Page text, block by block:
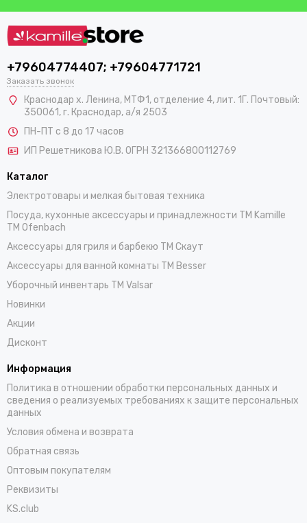
+79604774407; +79604771721
Заказать звонок
Краснодар х. Ленина, МТФ1, отделение 4, лит. 1Г. Почтовый:
350061, г. Краснодар, а/я 2503
ПН-ПТ с 8 до 17 часов
ИП Решетникова Ю.В. ОГРН 321366800112769
Каталог
Электротовары и мелкая бытовая техника
Посуда, кухонные аксессуары и принадлежности TM Kamille
TM Ofenbach
Аксессуары для гриля и барбекю TM Скаут
Аксессуары для ванной комнаты TM Besser
Уборочный инвентарь TM Valsar
Новинки
Акции
Дисконт
Информация
Политика в отношении обработки персональных данных и
сведения о реализуемых требованиях к защите персональных
данных
Условия обмена и возврата
Обратная связь
Оптовым покупателям
Реквизиты
KS.club